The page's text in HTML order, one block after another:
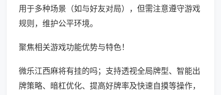
用于多种场景（如与好友对局），但需注意遵守游戏
规则，维护公平环境。
聚焦相关游戏功能优势与特色！
微乐江西麻将有挂的吗；支持透视全局牌型、智能出
牌策略、暗杠优化、提高好牌率及快速自摸等操作，